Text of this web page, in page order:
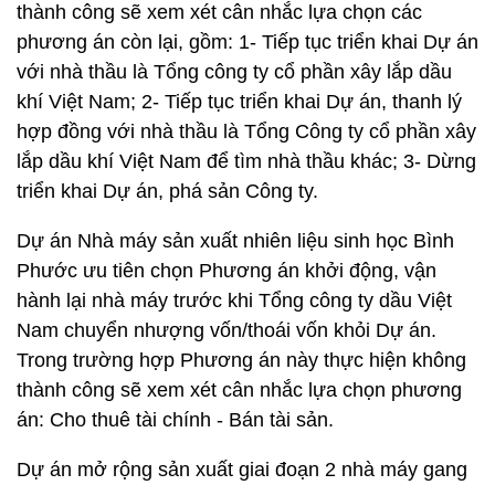
thành công sẽ xem xét cân nhắc lựa chọn các
phương án còn lại, gồm: 1- Tiếp tục triển khai Dự án
với nhà thầu là Tổng công ty cổ phần xây lắp dầu
khí Việt Nam; 2- Tiếp tục triển khai Dự án, thanh lý
hợp đồng với nhà thầu là Tổng Công ty cổ phần xây
lắp dầu khí Việt Nam để tìm nhà thầu khác; 3- Dừng
triển khai Dự án, phá sản Công ty.
Dự án Nhà máy sản xuất nhiên liệu sinh học Bình
Phước ưu tiên chọn Phương án khởi động, vận
hành lại nhà máy trước khi Tổng công ty dầu Việt
Nam chuyển nhượng vốn/thoái vốn khỏi Dự án.
Trong trường hợp Phương án này thực hiện không
thành công sẽ xem xét cân nhắc lựa chọn phương
án: Cho thuê tài chính - Bán tài sản.
Dự án mở rộng sản xuất giai đoạn 2 nhà máy gang